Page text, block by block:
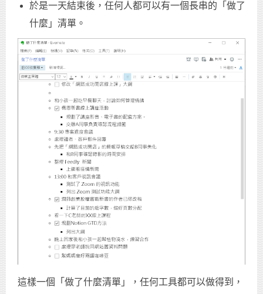
於是一天結束後，任何人都可以有一個長串的「做了
什麼」清單。
這樣一個「做了什麼清單」，任何工具都可以做得到，